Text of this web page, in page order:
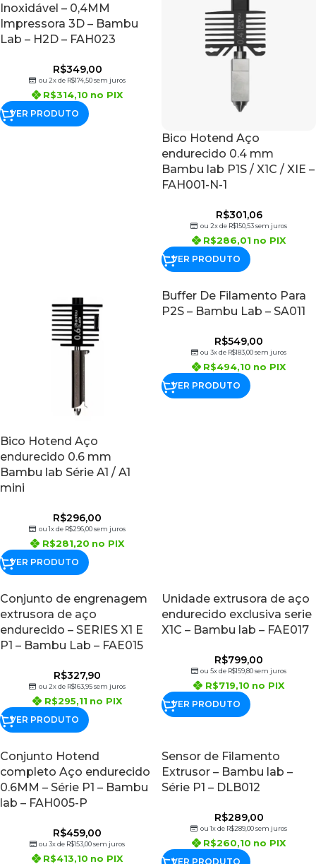
Inoxidável – 0,4MM
Impressora 3D – Bambu
Lab – H2D – FAH023
R$349,00
ou 2x de R$174,50sem juros
R$314,10 no PIX
VER PRODUTO
Bico Hotend Aço
endurecido 0.4 mm
Bambu lab P1S / X1C / XIE –
FAH001-N-1
R$301,06
ou 2x de R$150,53sem juros
R$286,01 no PIX
VER PRODUTO
Bico Hotend Aço
endurecido 0.6 mm
Bambu lab Série A1 / A1
mini
R$296,00
ou 1x de R$296,00sem juros
R$281,20 no PIX
VER PRODUTO
Buffer De Filamento Para
P2S – Bambu Lab – SA011
R$549,00
ou 3x de R$183,00sem juros
R$494,10 no PIX
VER PRODUTO
Conjunto de engrenagem
extrusora de aço
endurecido – SERIES X1 E
P1 – Bambu Lab – FAE015
R$327,90
ou 2x de R$163,95sem juros
R$295,11 no PIX
VER PRODUTO
Unidade extrusora de aço
endurecido exclusiva serie
X1C – Bambu lab – FAE017
R$799,00
ou 5x de R$159,80sem juros
R$719,10 no PIX
VER PRODUTO
Conjunto Hotend
completo Aço endurecido
0.6MM – Série P1 – Bambu
lab – FAH005-P
R$459,00
ou 3x de R$153,00sem juros
R$413,10 no PIX
Sensor de Filamento
Extrusor – Bambu lab –
Série P1 – DLB012
R$289,00
ou 1x de R$289,00sem juros
R$260,10 no PIX
VER PRODUTO